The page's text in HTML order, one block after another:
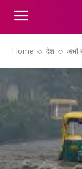
Home देश अभी